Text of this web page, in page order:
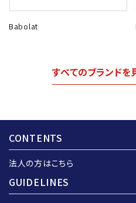
Babolat
すべてのブランドを
CONTENTS
法人の方はこちら
GUIDELINES